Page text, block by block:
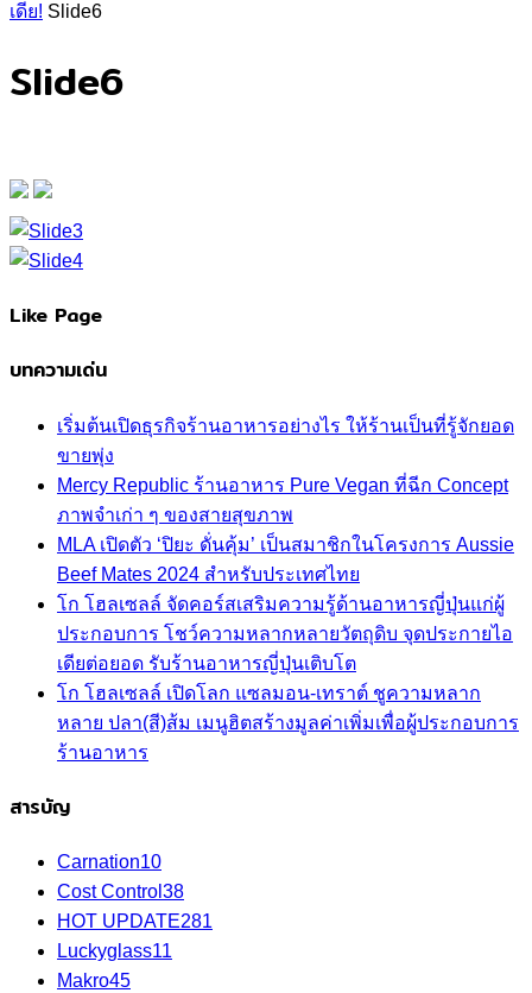
เดีย! Slide6
Slide6
Like Page
บทความเด่น
เริ่มต้นเปิดธุรกิจร้านอาหารอย่างไร ให้ร้านเป็นที่รู้จักยอด
ขายพุ่ง
Mercy Republic ร้านอาหาร Pure Vegan ที่ฉีก Concept
ภาพจำเก่า ๆ ของสายสุขภาพ
MLA เปิดตัว ‘ปิยะ ดั่นคุ้ม’ เป็นสมาชิกในโครงการ Aussie
Beef Mates 2024 สำหรับประเทศไทย
โก โฮลเซลล์ จัดคอร์สเสริมความรู้ด้านอาหารญี่ปุ่นแก่ผู้
ประกอบการ โชว์ความหลากหลายวัตถุดิบ จุดประกายไอ
เดียต่อยอด รับร้านอาหารญี่ปุ่นเติบโต
โก โฮลเซลล์ เปิดโลก แซลมอน-เทราต์ ชูความหลาก
หลาย ปลา(สี)ส้ม เมนูฮิตสร้างมูลค่าเพิ่มเพื่อผู้ประกอบการ
ร้านอาหาร
สารบัญ
Carnation10
Cost Control 38
HOT UPDATE281
Luckyglass11
Makro45